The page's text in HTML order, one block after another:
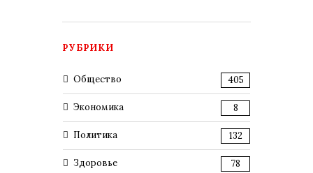
РУБРИКИ
Общество 405
Экономика 8
Политика 132
Здоровье 78